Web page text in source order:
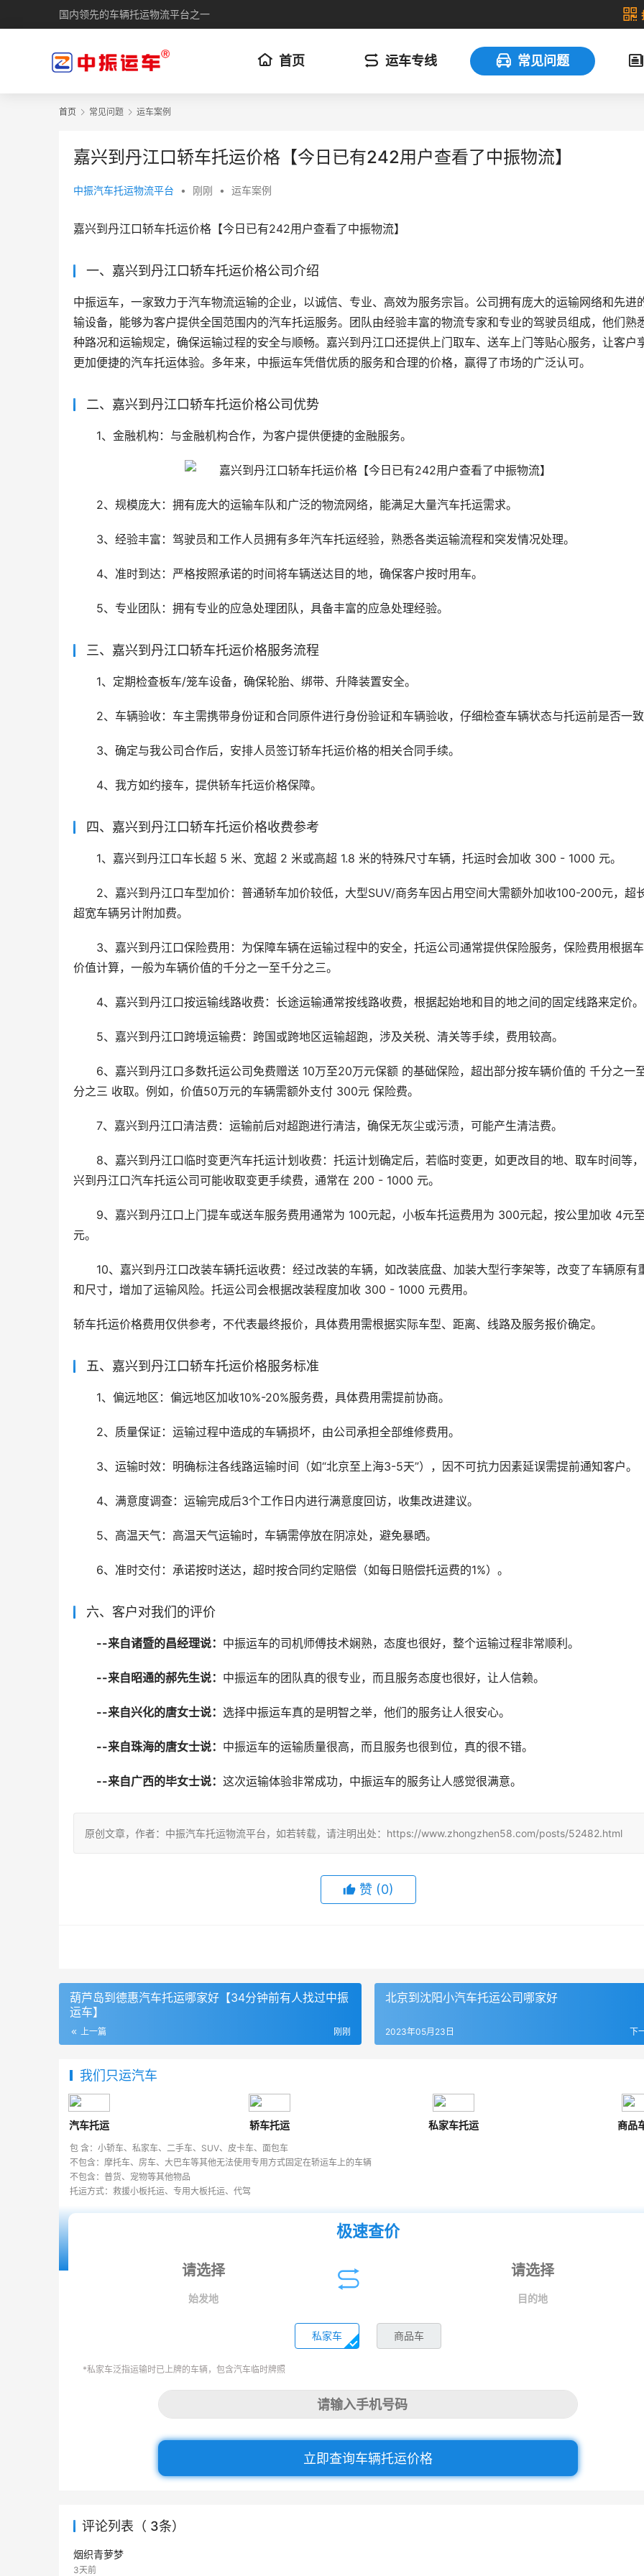
国内领先的车辆托运物流平台之一
首页 运车专线 常见问题
首页 常见问题 运车案例
嘉兴到丹江口轿车托运价格【今日已有242用户查看了中振物流】
中振汽车托运物流平台 • 刚刚 • 运车案例
嘉兴到丹江口轿车托运价格【今日已有242用户查看了中振物流】
一、嘉兴到丹江口轿车托运价格公司介绍
中振运车，一家致力于汽车物流运输的企业，以诚信、专业、高效为服务宗旨。公司拥有庞大的运输网络和先进
输设备，能够为客户提供全国范围内的汽车托运服务。团队由经验丰富的物流专家和专业的驾驶员组成，他们熟
种路况和运输规定，确保运输过程的安全与顺畅。嘉兴到丹江口还提供上门取车、送车上门等贴心服务，让客户
更加便捷的汽车托运体验。多年来，中振运车凭借优质的服务和合理的价格，赢得了市场的广泛认可。
二、嘉兴到丹江口轿车托运价格公司优势
1、金融机构：与金融机构合作，为客户提供便捷的金融服务。
2、规模庞大：拥有庞大的运输车队和广泛的物流网络，能满足大量汽车托运需求。
3、经验丰富：驾驶员和工作人员拥有多年汽车托运经验，熟悉各类运输流程和突发情况处理。
4、准时到达：严格按照承诺的时间将车辆送达目的地，确保客户按时用车。
5、专业团队：拥有专业的应急处理团队，具备丰富的应急处理经验。
三、嘉兴到丹江口轿车托运价格服务流程
1、定期检查板车/笼车设备，确保轮胎、绑带、升降装置安全。
2、车辆验收：车主需携带身份证和合同原件进行身份验证和车辆验收，仔细检查车辆状态与托运前是否一致
3、确定与我公司合作后，安排人员签订轿车托运价格的相关合同手续。
4、我方如约接车，提供轿车托运价格保障。
四、嘉兴到丹江口轿车托运价格收费参考
1、嘉兴到丹江口车长超 5 米、宽超 2 米或高超 1.8 米的特殊尺寸车辆，托运时会加收 300 - 1000 元。
2、嘉兴到丹江口车型加价：普通轿车加价较低，大型SUV/商务车因占用空间大需额外加收100-200元，超
超宽车辆另计附加费。
3、嘉兴到丹江口保险费用：为保障车辆在运输过程中的安全，托运公司通常提供保险服务，保险费用根据
价值计算，一般为车辆价值的千分之一至千分之三。
4、嘉兴到丹江口按运输线路收费：长途运输通常按线路收费，根据起始地和目的地之间的固定线路来定价。
5、嘉兴到丹江口跨境运输费：跨国或跨地区运输超跑，涉及关税、清关等手续，费用较高。
6、嘉兴到丹江口多数托运公司免费赠送 10万至20万元保额 的基础保险，超出部分按车辆价值的 千分之一
分之三 收取。例如，价值50万元的车辆需额外支付 300元 保险费。
7、嘉兴到丹江口清洁费：运输前后对超跑进行清洁，确保无灰尘或污渍，可能产生清洁费。
8、嘉兴到丹江口临时变更汽车托运计划收费：托运计划确定后，若临时变更，如更改目的地、取车时间等
兴到丹江口汽车托运公司可能收取变更手续费，通常在 200 - 1000 元。
9、嘉兴到丹江口上门提车或送车服务费用通常为 100元起，小板车托运费用为 300元起，按公里加收 4元
元。
10、嘉兴到丹江口改装车辆托运收费：经过改装的车辆，如改装底盘、加装大型行李架等，改变了车辆原有
和尺寸，增加了运输风险。托运公司会根据改装程度加收 300 - 1000 元费用。
轿车托运价格费用仅供参考，不代表最终报价，具体费用需根据实际车型、距离、线路及服务报价确定。
五、嘉兴到丹江口轿车托运价格服务标准
1、偏远地区：偏远地区加收10%-20%服务费，具体费用需提前协商。
2、质量保证：运输过程中造成的车辆损坏，由公司承担全部维修费用。
3、运输时效：明确标注各线路运输时间（如“北京至上海3-5天”），因不可抗力因素延误需提前通知客户。
4、满意度调查：运输完成后3个工作日内进行满意度回访，收集改进建议。
5、高温天气：高温天气运输时，车辆需停放在阴凉处，避免暴晒。
6、准时交付：承诺按时送达，超时按合同约定赔偿（如每日赔偿托运费的1%）。
六、客户对我们的评价
--来自诸暨的昌经理说： 中振运车的司机师傅技术娴熟，态度也很好，整个运输过程非常顺利。
--来自昭通的郝先生说： 中振运车的团队真的很专业，而且服务态度也很好，让人信赖。
--来自兴化的唐女士说： 选择中振运车真的是明智之举，他们的服务让人很安心。
--来自珠海的唐女士说： 中振运车的运输质量很高，而且服务也很到位，真的很不错。
--来自广西的毕女士说： 这次运输体验非常成功，中振运车的服务让人感觉很满意。
原创文章，作者：中振汽车托运物流平台，如若转载，请注明出处：https://www.zhongzhen58.com/posts/52482.html
赞 (0)
葫芦岛到德惠汽车托运哪家好【34分钟前有人找过中振
运车】
上一篇 刚刚
北京到沈阳小汽车托运公司哪家好
下
2023年05月23日
我们只运汽车
汽车托运 轿车托运 私家车托运 商品
包 含：小轿车、私家车、二手车、SUV、皮卡车、面包车
不包含：摩托车、房车、大巴车等其他无法使用专用方式固定在轿运车上的车辆
不包含：普货、宠物等其他物品
托运方式：救援小板托运、专用大板托运、代驾
极速查价
始发地 目的地
私家车 商品车
*私家车泛指运输时已上牌的车辆，包含汽车临时牌照
立即查询车辆托运价格
评论列表（ 3条）
烟织青萝梦
3天前